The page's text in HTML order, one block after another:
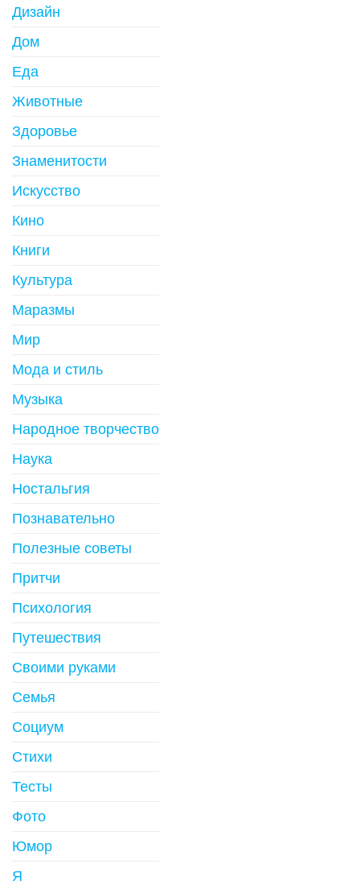
Дизайн
Дом
Еда
Животные
Здоровье
Знаменитости
Искусство
Кино
Книги
Культура
Маразмы
Мир
Мода и стиль
Музыка
Народное творчество
Наука
Ностальгия
Познавательно
Полезные советы
Притчи
Психология
Путешествия
Своими руками
Семья
Социум
Стихи
Тесты
Фото
Юмор
Я